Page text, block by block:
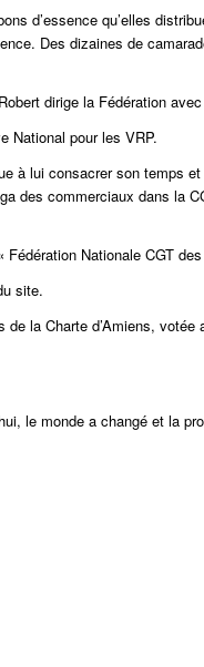
d’essence qu’elles
Des dizaines de
dirige la Fédération
National pour les VRP.
à lui consacrer son temps
des commerciaux dans la
Nationale CGT
site.
la Charte d’Amiens,
le monde a changé et la